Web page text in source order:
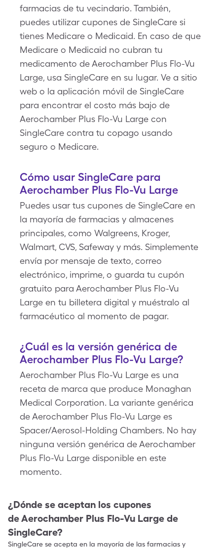
farmacias de tu vecindario. También,
puedes utilizar cupones de SingleCare si
tienes Medicare o Medicaid. En caso de que
Medicare o Medicaid no cubran tu
medicamento de Aerochamber Plus Flo-Vu
Large, usa SingleCare en su lugar. Ve a sitio
web o la aplicación móvil de SingleCare
para encontrar el costo más bajo de
Aerochamber Plus Flo-Vu Large con
SingleCare contra tu copago usando
seguro o Medicare.
Cómo usar SingleCare para
Aerochamber Plus Flo-Vu Large
Puedes usar tus cupones de SingleCare en
la mayoría de farmacias y almacenes
principales, como Walgreens, Kroger,
Walmart, CVS, Safeway y más. Simplemente
envía por mensaje de texto, correo
electrónico, imprime, o guarda tu cupón
gratuito para Aerochamber Plus Flo-Vu
Large en tu billetera digital y muéstralo al
farmacéutico al momento de pagar.
¿Cuál es la versión genérica de
Aerochamber Plus Flo-Vu Large?
Aerochamber Plus Flo-Vu Large es una
receta de marca que produce Monaghan
Medical Corporation. La variante genérica
de Aerochamber Plus Flo-Vu Large es
Spacer/Aerosol-Holding Chambers. No hay
ninguna versión genérica de Aerochamber
Plus Flo-Vu Large disponible en este
momento.
¿Dónde se aceptan los cupones
deAerochamber Plus Flo-Vu Large de
SingleCare?
SingleCare se acepta en la mayoría de las farmacias y